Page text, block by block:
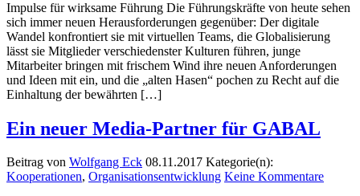
Impulse für wirksame Führung Die Führungskräfte von heute sehen
sich immer neuen Herausforderungen gegenüber: Der digitale
Wandel konfrontiert sie mit virtuellen Teams, die Globalisierung
lässt sie Mitglieder verschiedenster Kulturen führen, junge
Mitarbeiter bringen mit frischem Wind ihre neuen Anforderungen
und Ideen mit ein, und die „alten Hasen“ pochen zu Recht auf die
Einhaltung der bewährten […]
Ein neuer Media-Partner für GABAL
Beitrag von Wolfgang Eck 08.11.2017 Kategorie(n):
Kooperationen, Organisationsentwicklung Keine Kommentare